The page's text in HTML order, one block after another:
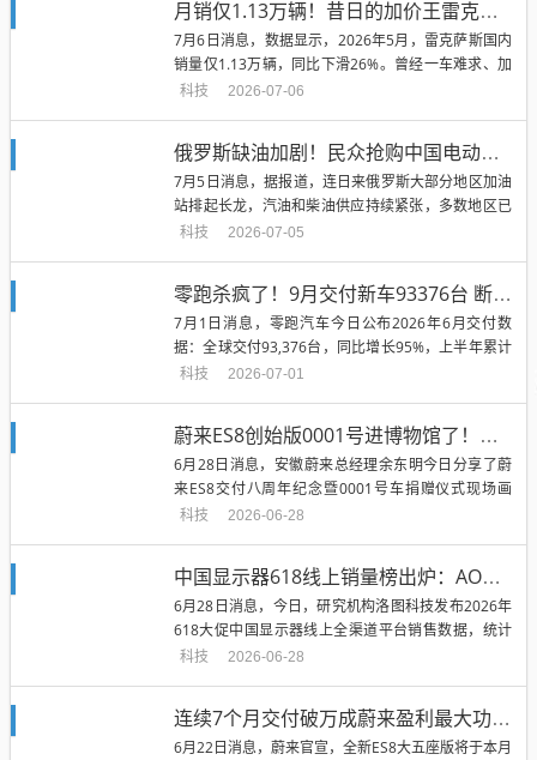
月销仅1.13万辆！昔日的加价王雷克萨斯:现在彻底卖不动了
7月6日消息，数据显示，2026年5月，雷克萨斯国内
销量仅1.13万辆，同比下滑26%。曾经一车难求、加
价数万的日系豪华...
科技 2026-07-06
俄罗斯缺油加剧！民众抢购中国电动车 插混车销量已翻倍
7月5日消息，据报道，连日来俄罗斯大部分地区加油
站排起长龙，汽油和柴油供应持续紧张，多数地区已
实施限油措施。报道称，俄罗...
科技 2026-07-05
零跑杀疯了！9月交付新车93376台 断档式领先蔚小理
7月1日消息，零跑汽车今日公布2026年6月交付数
据：全球交付93,376台，同比增长95%，上半年累计
交付达356,4...
科技 2026-07-01
蔚来ES8创始版0001号进博物馆了！大五座版同步开启预订
6月28日消息，安徽蔚来总经理余东明今日分享了蔚
来ES8交付八周年纪念暨0001号车捐赠仪式现场画
面，上海蔚来汽车有限公...
科技 2026-06-28
中国显示器618线上销量榜出炉：AOC夺冠 HKC、小米杀进前三
6月28日消息，今日，研究机构洛图科技发布2026年
618大促中国显示器线上全渠道平台销售数据，统计
周期为5月18日至6...
科技 2026-06-28
连续7个月交付破万成蔚来盈利最大功臣！全新五座版ES8官宣月底开售
6月22日消息，蔚来官宣，全新ES8大五座版将于本月